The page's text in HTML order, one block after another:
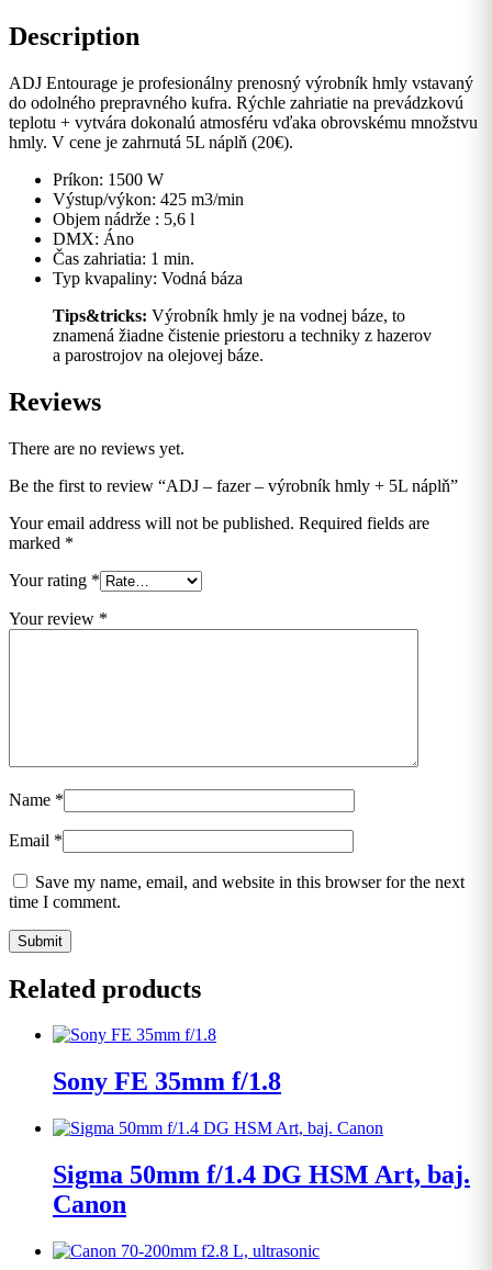
5L
náplň
Description
ADJ Entourage je profesionálny prenosný výrobník hmly vstavaný
do odolného prepravného kufra. Rýchle zahriatie na prevádzkovú
teplotu + vytvára dokonalú atmosféru vďaka obrovskému množstvu
hmly. V cene je zahrnutá 5L náplň (20€).
Príkon: 1500 W
Výstup/výkon: 425 m3/min
Objem nádrže : 5,6 l
DMX: Áno
Čas zahriatia: 1 min.
Typ kvapaliny: Vodná báza
Tips&tricks: Výrobník hmly je na vodnej báze, to
znamená žiadne čistenie priestoru a techniky z hazerov
a parostrojov na olejovej báze.
Reviews
There are no reviews yet.
Be the first to review “ADJ – fazer – výrobník hmly + 5L náplň”
Your email address will not be published. Required fields are
marked *
Your rating *
Your review *
Name *
Email *
Save my name, email, and website in this browser for the next
time I comment.
Related products
Sony FE 35mm f/1.8
Sigma 50mm f/1.4 DG HSM Art, baj.
Canon